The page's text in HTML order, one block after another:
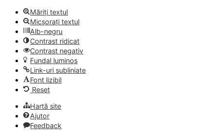
Măriți textul
Micșorați textul
Alb-negru
Contrast ridicat
Contrast negativ
Fundal luminos
Link-uri subliniate
Font lizibil
Reset
Hartă site
Ajutor
Feedback